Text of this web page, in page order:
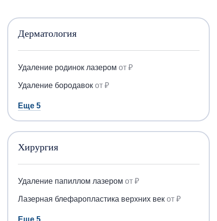
Дерматология
Удаление родинок лазером от ₽
Удаление бородавок от ₽
Еще 5
Хирургия
Удаление папиллом лазером от ₽
Лазерная блефаропластика верхних век от ₽
Еще 5